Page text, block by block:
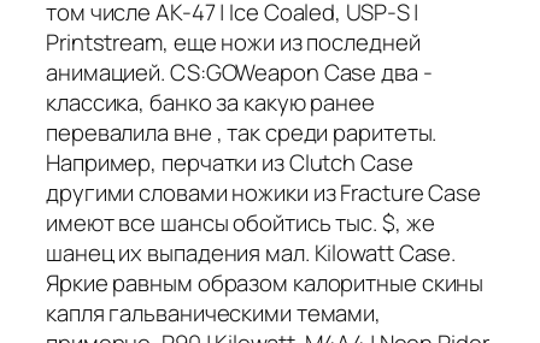
том числе AK-47 | Ice Coaled, USP-S |
Printstream, еще ножи из последней
анимацией. CS:GOWeapon Case два -
классика, банко за какую ранее
перевалила вне , так среди раритеты.
Например, перчатки из Clutch Case
другими словами ножики из Fracture Case
имеют все шансы обойтись тыс. $, же
шанец их выпадения мал. Kilowatt Case.
Яркие равным образом калоритные скины
капля гальваническими темами,